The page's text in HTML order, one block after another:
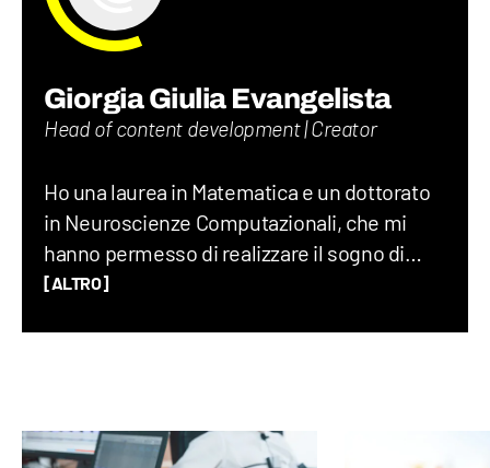
Giorgia Giulia Evangelista
Head of content development | Creator
Ho una laurea in Matematica e un dottorato
in Neuroscienze Computazionali, che mi
hanno permesso di realizzare il sogno di
diventare scienziata: per anni mi sono
questa esperienza anche fuori dai
[ALTRO]